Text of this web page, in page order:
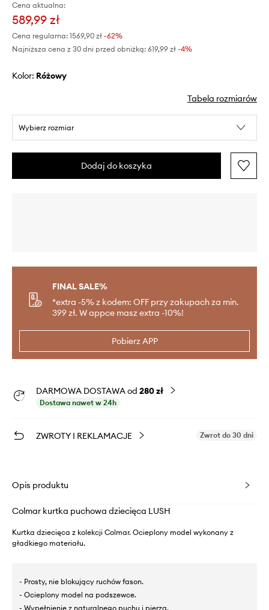
Cena aktualna:
589,99 zł
Cena regularna: 1569,90 zł -62%
Najniższa cena z 30 dni przed obniżką: 619,99 zł -4%
Kolor: różowy
Tabela rozmiarów
Wybierz rozmiar
Dodaj do koszyka
FINAL SALE%
*extra -5% z kodem: OFF przy zakupach za min.
399 zł. W appce masz extra -10%!
Pobierz APP
DARMOWA DOSTAWA od 280 zł
Dostawa nawet w 24h
ZWROTY I REKLAMACJE Zwrot do 30 dni
Opis produktu
Colmar kurtka puchowa dziecięca LUSH
Kurtka dziecięca z kolekcji Colmar. Ocieplony model wykonany z
gładkiego materiału.
- Prosty, nie blokujący ruchów fason.
- Ocieplony model na podszewce.
- Wypełnienie z naturalnego puchu i pierza.